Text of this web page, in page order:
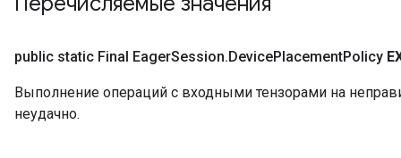
public static Final EagerSession.DevicePlacementPolicy
Выполнение операций с входными тензорами на
неудачно.